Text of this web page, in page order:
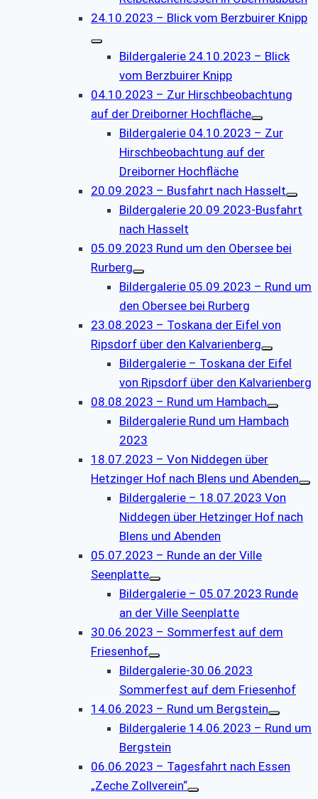
24.10.2023 – Blick vom Berzbuirer Knipp
Bildergalerie 24.10.2023 – Blick
vom Berzbuirer Knipp
04.10.2023 – Zur Hirschbeobachtung
auf der Dreiborner Hochfläche
Bildergalerie 04.10.2023 – Zur
Hirschbeobachtung auf der
Dreiborner Hochfläche
20.09.2023 – Busfahrt nach Hasselt
Bildergalerie 20.09.2023-Busfahrt
nach Hasselt
05.09.2023 Rund um den Obersee bei
Rurberg
Bildergalerie 05.09.2023 – Rund um
den Obersee bei Rurberg
23.08.2023 – Toskana der Eifel von
Ripsdorf über den Kalvarienberg
Bildergalerie – Toskana der Eifel
von Ripsdorf über den Kalvarienberg
08.08.2023 – Rund um Hambach
Bildergalerie Rund um Hambach
2023
18.07.2023 – Von Niddegen über
Hetzinger Hof nach Blens und Abenden
Bildergalerie – 18.07.2023 Von
Niddegen über Hetzinger Hof nach
Blens und Abenden
05.07.2023 – Runde an der Ville
Seenplatte
Bildergalerie – 05.07.2023 Runde
an der Ville Seenplatte
30.06.2023 – Sommerfest auf dem
Friesenhof
Bildergalerie-30.06.2023
Sommerfest auf dem Friesenhof
14.06.2023 – Rund um Bergstein
Bildergalerie 14.06.2023 – Rund um
Bergstein
06.06.2023 – Tagesfahrt nach Essen
„Zeche Zollverein“